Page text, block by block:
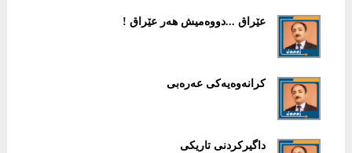
عێراق ...دووەمیش هەر عێراق !
كرانەوەیەكی عەرەبی
داگیركردنی تاریكی